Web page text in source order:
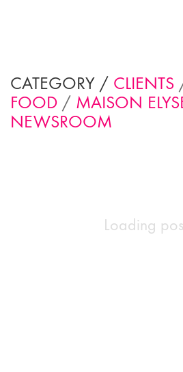
CATEGORY / CLIENTS
FOOD / MAISON
NEWSROOM
Loading